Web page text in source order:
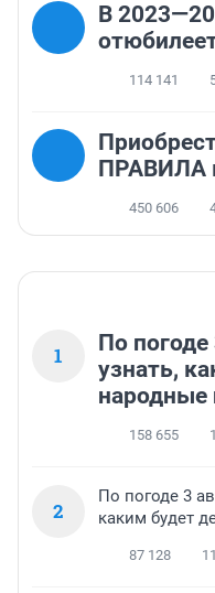
В
114 141
ПРАВИЛА
450 606
1
По
узнать,
158 655
2
По погоде 3
каким будет
87 128 11